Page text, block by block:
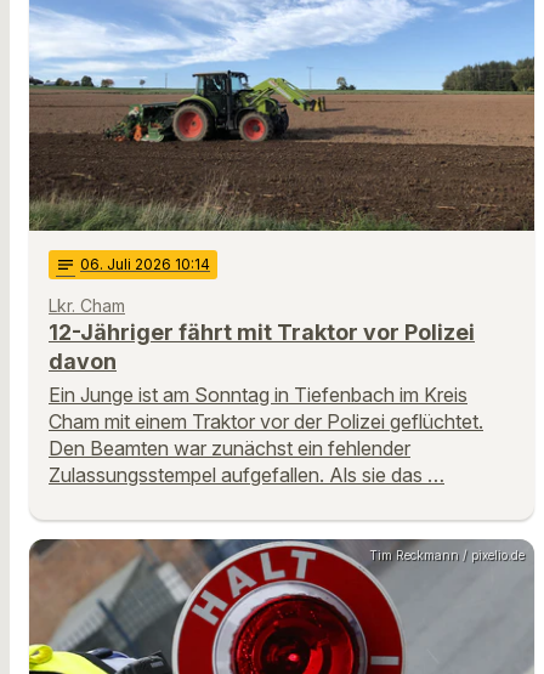
notes 06. Juli 2026 10:14
Lkr. Cham
12-Jähriger fährt mit Traktor vor Polizei
davon
Ein Junge ist am Sonntag in Tiefenbach im Kreis
Cham mit einem Traktor vor der Polizei geflüchtet.
Den Beamten war zunächst ein fehlender
Zulassungsstempel aufgefallen. Als sie das …
Tim Reckmann / pixelio.de